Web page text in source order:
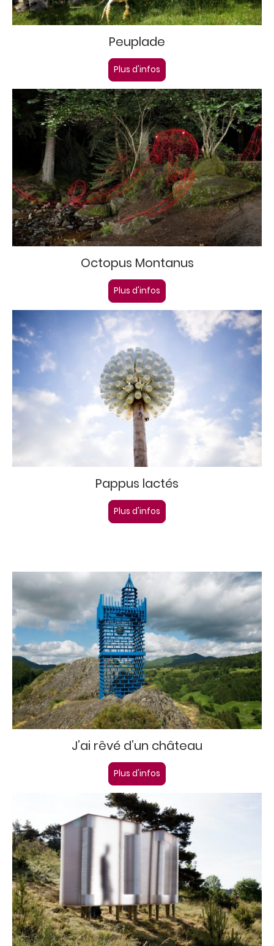
Peuplade
Plus d'infos
Octopus Montanus
Plus d'infos
Pappus lactés
Plus d'infos
J’ai rêvé d’un château
Plus d'infos